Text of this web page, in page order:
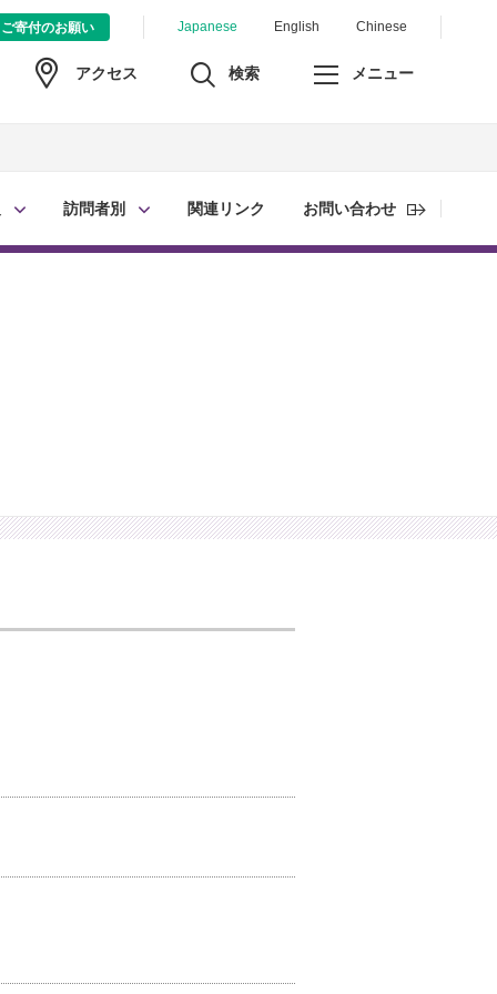
Japanese English Chinese
ご寄付のお願い
アクセス 検索 メニュー
訪問者別 関連リンク お問い合わせ